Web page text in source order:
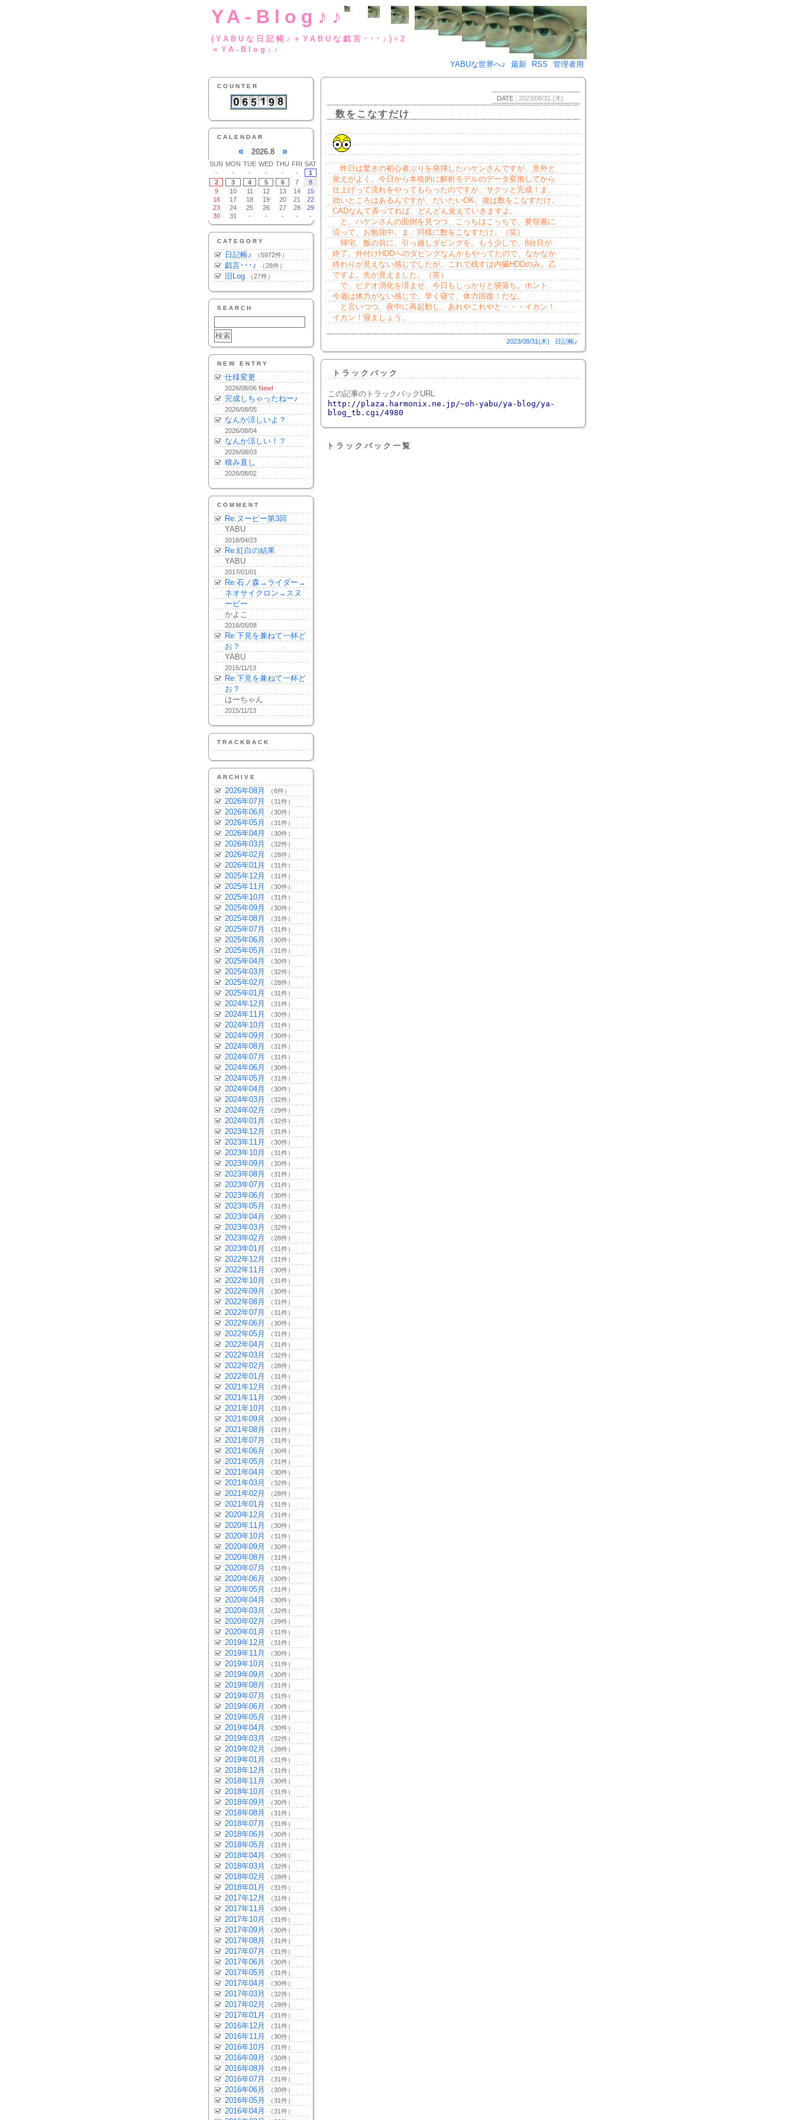
YA-Blog♪♪
(YABUな日記帳♪＋YABUな戯言･･･♪)÷2
＝YA-Blog♪♪
YABUな世界へ♪
最新 RSS 管理者用
COUNTER
CALENDAR
« 2026.8 »
SUN MON TUE WED THU FRI SAT
-
- - - - -
1
2
3 4 5 6 7
8
9
10 11 12 13 14
15
16
17 18 19 20 21
22
23
24 25 26 27 28
29
30
31 - - - - -
CATEGORY
日記帳♪ （5972件）
戯言･･･♪ （28件）
旧Log （27件）
SEARCH
NEW ENTRY
仕様変更
2026/08/06 New!
完成しちゃったねー♪
2026/08/05
なんか涼しいよ？
2026/08/04
なんか涼しい！？
2026/08/03
積み直し
2026/08/02
COMMENT
Re:ヌーピー第3回
YABU
2018/04/23
Re:紅白の結果
YABU
2017/01/01
Re:石ノ森→ライダー→
ネオサイクロン→スヌ
ーピー
かよこ
2016/05/08
Re:下見を兼ねて一杯ど
お？
YABU
2015/11/13
Re:下見を兼ねて一杯ど
お？
はーちゃん
2015/11/13
TRACKBACK
ARCHIVE
2026年08月 （6件）
2026年07月 （31件）
2026年06月 （30件）
2026年05月 （31件）
2026年04月 （30件）
2026年03月 （32件）
2026年02月 （28件）
2026年01月 （31件）
2025年12月 （31件）
2025年11月 （30件）
2025年10月 （31件）
2025年09月 （30件）
2025年08月 （31件）
2025年07月 （31件）
2025年06月 （30件）
2025年05月 （31件）
2025年04月 （30件）
2025年03月 （32件）
2025年02月 （28件）
2025年01月 （31件）
2024年12月 （31件）
2024年11月 （30件）
2024年10月 （31件）
2024年09月 （30件）
2024年08月 （31件）
2024年07月 （31件）
2024年06月 （30件）
2024年05月 （31件）
2024年04月 （30件）
2024年03月 （32件）
2024年02月 （29件）
2024年01月 （32件）
2023年12月 （31件）
2023年11月 （30件）
2023年10月 （31件）
2023年09月 （30件）
2023年08月 （31件）
2023年07月 （31件）
2023年06月 （30件）
2023年05月 （31件）
2023年04月 （30件）
2023年03月 （32件）
2023年02月 （28件）
2023年01月 （31件）
2022年12月 （31件）
2022年11月 （30件）
2022年10月 （31件）
2022年09月 （30件）
2022年08月 （31件）
2022年07月 （31件）
2022年06月 （30件）
2022年05月 （31件）
2022年04月 （31件）
2022年03月 （32件）
2022年02月 （28件）
2022年01月 （31件）
2021年12月 （31件）
2021年11月 （30件）
2021年10月 （31件）
2021年09月 （30件）
2021年08月 （31件）
2021年07月 （31件）
2021年06月 （30件）
2021年05月 （31件）
2021年04月 （30件）
2021年03月 （32件）
2021年02月 （28件）
2021年01月 （31件）
2020年12月 （31件）
2020年11月 （30件）
2020年10月 （31件）
2020年09月 （30件）
2020年08月 （31件）
2020年07月 （31件）
2020年06月 （30件）
2020年05月 （31件）
2020年04月 （30件）
2020年03月 （32件）
2020年02月 （29件）
2020年01月 （31件）
2019年12月 （31件）
2019年11月 （30件）
2019年10月 （31件）
2019年09月 （30件）
2019年08月 （31件）
2019年07月 （31件）
2019年06月 （30件）
2019年05月 （31件）
2019年04月 （30件）
2019年03月 （32件）
2019年02月 （28件）
2019年01月 （31件）
2018年12月 （31件）
2018年11月 （30件）
2018年10月 （31件）
2018年09月 （30件）
2018年08月 （31件）
2018年07月 （31件）
2018年06月 （30件）
2018年05月 （31件）
2018年04月 （30件）
2018年03月 （32件）
2018年02月 （28件）
2018年01月 （31件）
2017年12月 （31件）
2017年11月 （30件）
2017年10月 （31件）
2017年09月 （30件）
2017年08月 （31件）
2017年07月 （31件）
2017年06月 （30件）
2017年05月 （31件）
2017年04月 （30件）
2017年03月 （32件）
2017年02月 （28件）
2017年01月 （31件）
2016年12月 （31件）
2016年11月 （30件）
2016年10月 （31件）
2016年09月 （30件）
2016年08月 （31件）
2016年07月 （31件）
2016年06月 （30件）
2016年05月 （31件）
2016年04月 （31件）
DATE : 2023/08/31 (木)
数をこなすだけ
昨日は驚きの初心者ぶりを発揮したハケンさんですが、意外と
覚えがよく。今日から本格的に解析モデルのデータ変換してから
仕上げって流れをやってもらったのですが、サクッと完成！ま、
拙いところはあるんですが、だいたいOK。後は数をこなすだけ。
CADなんて弄ってれば、どんどん覚えていきますよ。
と、ハケンさんの面倒を見つつ、こっちはこっちで、要領書に
沿って、お勉強中。ま、同様に数をこなすだけ。（笑）
帰宅。飯の前に、引っ越しダビングを。もう少しで、8台目が
終了。外付けHDDへのダビングなんかもやってたので、なかなか
終わりが見えない感じでしたが、これで残すは内臓HDDのみ。乙
ですよ。先が見えました。（笑）
で、ビデオ消化を済ませ、今日もしっかりと寝落ち。ホント、
今週は体力がない感じで。早く寝て、体力回復！だな。
と言いつつ、夜中に再起動し、あれやこれやと・・・イカン！
イカン！寝ましょう。
2023/08/31(木) 日記帳♪
トラックバック
この記事のトラックバックURL
http://plaza.harmonix.ne.jp/~oh-yabu/ya-blog/ya-
blog_tb.cgi/4980
トラックバック一覧